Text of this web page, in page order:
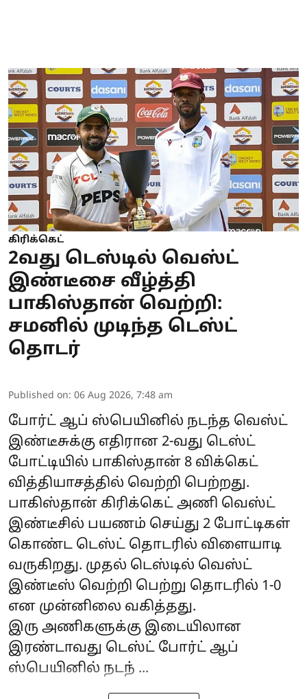
கிரிக்கெட்
2வது டெஸ்டில் வெஸ்ட்
இண்டீசை வீழ்த்தி
பாகிஸ்தான் வெற்றி:
சமனில் முடிந்த டெஸ்ட்
தொடர்
Published on: 06 Aug 2026, 7:48 am
போர்ட் ஆப் ஸ்பெயினில் நடந்த வெஸ்ட்
இண்டீசுக்கு எதிரான 2-வது டெஸ்ட்
போட்டியில் பாகிஸ்தான் 8 விக்கெட்
வித்தியாசத்தில் வெற்றி பெற்றது.
பாகிஸ்தான் கிரிக்கெட் அணி வெஸ்ட்
இண்டீசில் பயணம் செய்து 2 போட்டிகள்
கொண்ட டெஸ்ட் தொடரில் விளையாடி
வருகிறது. முதல் டெஸ்டில் வெஸ்ட்
இண்டீஸ் வெற்றி பெற்று தொடரில் 1-0
என முன்னிலை வகித்தது.
இரு அணிகளுக்கு இடையிலான
இரண்டாவது டெஸ்ட் போர்ட் ஆப்
ஸ்பெயினில் நடந் ...